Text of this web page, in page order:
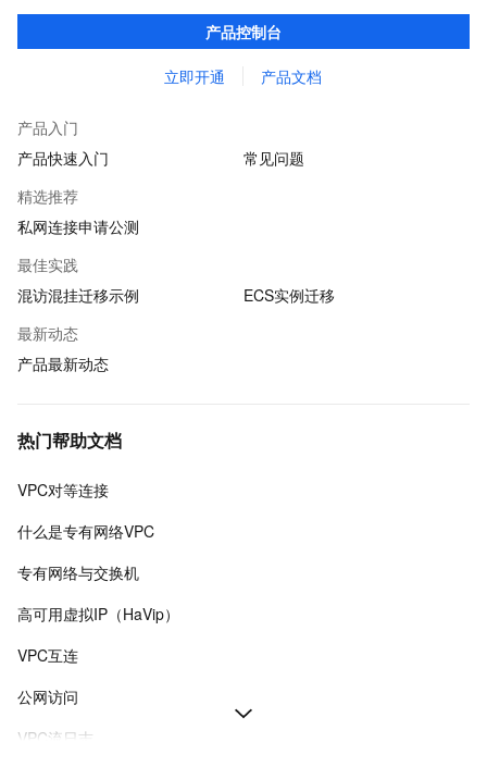
专线/VPN/GRE等连接方式实现云上VPC与传统IDC的互联，构建混
产品控制台
立即开通 产品文档
产品入门
产品快速入门
常见问题
精选推荐
私网连接申请公测
最佳实践
混访混挂迁移示例
ECS实例迁移
最新动态
产品最新动态
热门帮助文档
VPC对等连接
什么是专有网络VPC
专有网络与交换机
高可用虚拟IP（HaVip）
VPC互连
公网访问
VPC流日志